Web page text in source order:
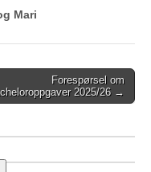
Mari
Forespørsel om
2025/26 →